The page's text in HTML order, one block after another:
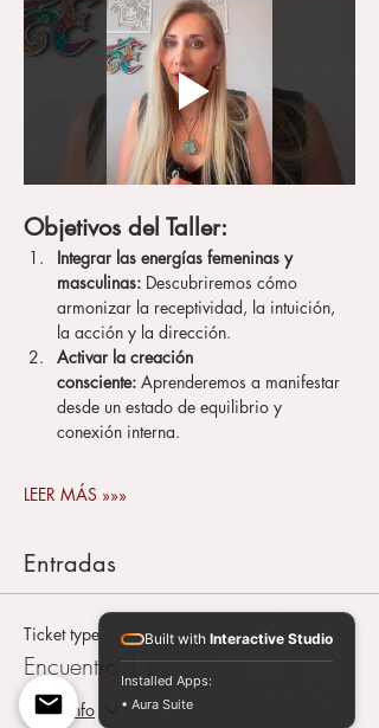
Objetivos del Taller:
Integrar las energías femeninas y
masculinas: Descubriremos cómo
armonizar la receptividad, la intuición,
la acción y la dirección.
Activar la creación
consciente: Aprenderemos a manifestar
desde un estado de equilibrio y
conexión interna.
LEER MÁS »»»
Entradas
Ticket type
Encuentro 1 (Fem)
More info
Built with Interactive Studio
Installed Apps:
• Aura Suite